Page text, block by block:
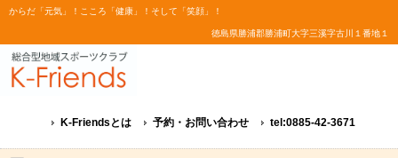
からだ「元気」！こころ「健康」！そして「笑顔」！
徳島県勝浦郡勝浦町大字三溪字古川１番地１
K-Friendsとは 予約・お問い合わせ tel:0885-42-3671